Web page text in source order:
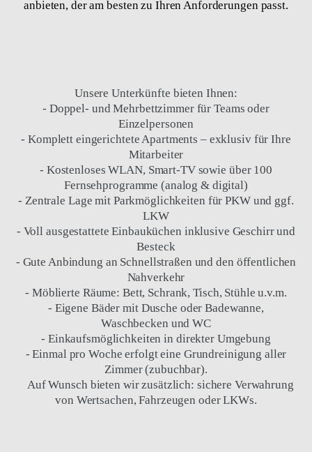
Günstige & gepflegte
Unterkünfte in Ulm
Unsere Monteurunterkünfte in Ulm und Augsburg
bestehen aus mehreren voll ausgestatteten Apartments und
Wohnungen, verteilt über das gesamte Stadtgebiet. Dank
dieser breiten Auswahl können wir Ihnen als eine der
wenigen Anbieter in der Region gezielt den Standort
anbieten, der am besten zu Ihren Anforderungen passt.
Unsere Unterkünfte bieten Ihnen:
- Doppel- und Mehrbettzimmer für Teams oder
Einzelpersonen